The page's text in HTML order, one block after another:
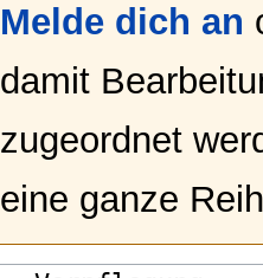
Melde dich an
damit
zugeordnet
eine ganze